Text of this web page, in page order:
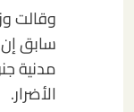
وقالت
سابق
مدنية
الأضرار.